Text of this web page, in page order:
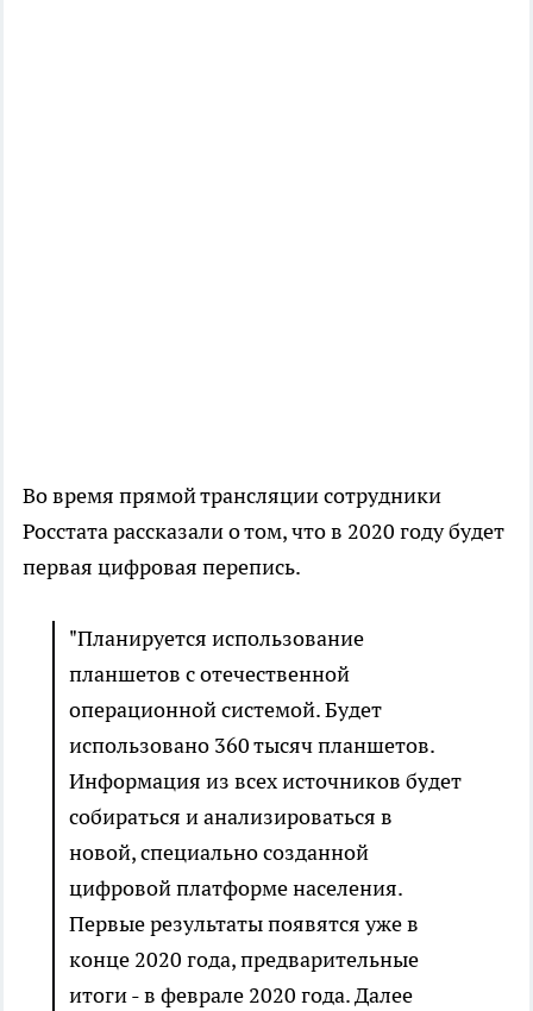
Во время прямой трансляции сотрудники
Росстата рассказали о том, что в 2020 году будет
первая цифровая перепись.
"Планируется использование
планшетов с отечественной
операционной системой. Будет
использовано 360 тысяч планшетов.
Информация из всех источников будет
собираться и анализироваться в
новой, специально созданной
цифровой платформе населения.
Первые результаты появятся уже в
конце 2020 года, предварительные
итоги - в феврале 2020 года. Далее